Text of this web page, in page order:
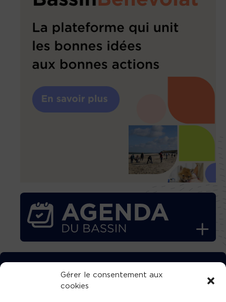
Gérer le consentement aux
cookies
TÉLÉCHARGEZ GRATUITEMENT
L’APPLICATION TVBA !